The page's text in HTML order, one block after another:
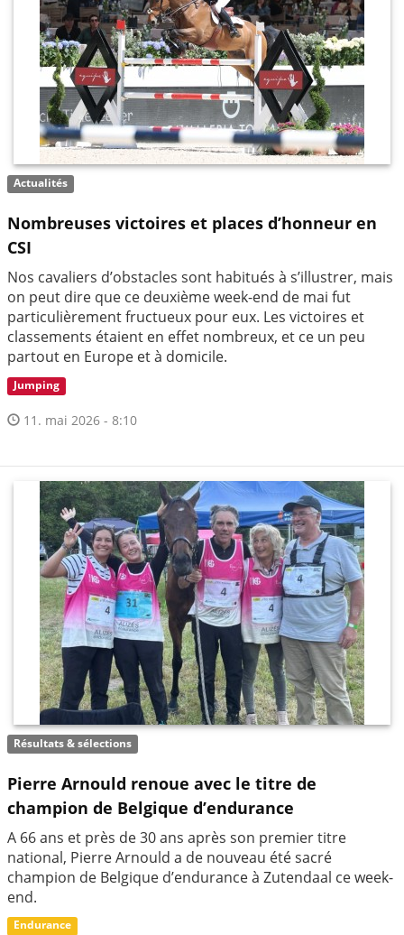
Actualités
Nombreuses victoires et places d’honneur en
CSI
Nos cavaliers d’obstacles sont habitués à s’illustrer, mais
on peut dire que ce deuxième week-end de mai fut
particulièrement fructueux pour eux. Les victoires et
classements étaient en effet nombreux, et ce un peu
partout en Europe et à domicile.
Jumping
11. mai 2026 - 8:10
Résultats & sélections
Pierre Arnould renoue avec le titre de
champion de Belgique d’endurance
A 66 ans et près de 30 ans après son premier titre
national, Pierre Arnould a de nouveau été sacré
champion de Belgique d’endurance à Zutendaal ce week-
end.
Endurance